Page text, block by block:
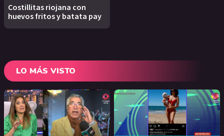
Costillitas riojana con
huevos fritos y batata pay
LO MÁS VISTO